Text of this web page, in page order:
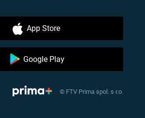
App Store
Google Play
© FTV Prima spol. s r.o.